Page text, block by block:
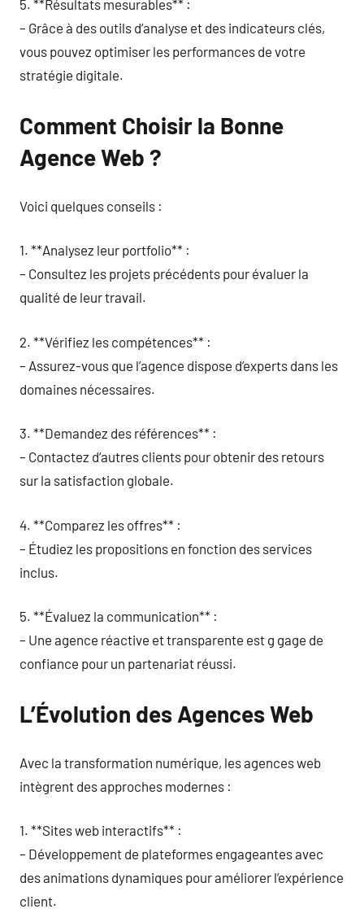
5. **Résultats mesurables** :
– Grâce à des outils d’analyse et des indicateurs clés,
vous pouvez optimiser les performances de votre
stratégie digitale.
Comment Choisir la Bonne
Agence Web ?
Voici quelques conseils :
1. **Analysez leur portfolio** :
– Consultez les projets précédents pour évaluer la
qualité de leur travail.
2. **Vérifiez les compétences** :
– Assurez-vous que l’agence dispose d’experts dans les
domaines nécessaires.
3. **Demandez des références** :
– Contactez d’autres clients pour obtenir des retours
sur la satisfaction globale.
4. **Comparez les offres** :
– Étudiez les propositions en fonction des services
inclus.
5. **Évaluez la communication** :
– Une agence réactive et transparente est g gage de
confiance pour un partenariat réussi.
L’Évolution des Agences Web
Avec la transformation numérique, les agences web
intègrent des approches modernes :
1. **Sites web interactifs** :
– Développement de plateformes engageantes avec
des animations dynamiques pour améliorer l’expérience
client.